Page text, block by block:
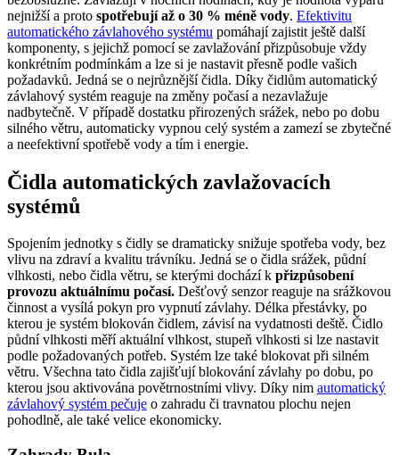
nejnižší a proto spotřebují až o 30 % méně vody. Efektivitu
automatického závlahového systému pomáhají zajistit ještě další
komponenty, s jejichž pomocí se zavlažování přizpůsobuje vždy
konkrétním podmínkám a lze si je nastavit přesně podle vašich
požadavků. Jedná se o nejrůznější čidla. Díky čidlům automatický
závlahový systém reaguje na změny počasí a nezavlažuje
nadbytečně. V případě dostatku přirozených srážek, nebo po dobu
silného větru, automaticky vypnou celý systém a zamezí se zbytečné
a neefektivní spotřebě vody a tím i energie.
Čidla automatických zavlažovacích
systémů
Spojením jednotky s čidly se dramaticky snižuje spotřeba vody, bez
vlivu na zdraví a kvalitu trávníku. Jedná se o čidla srážek, půdní
vlhkosti, nebo čidla větru, se kterými dochází k přizpůsobení
provozu aktuálnímu počasí. Dešťový senzor reaguje na srážkovou
činnost a vysílá pokyn pro vypnutí závlahy. Délka přestávky, po
kterou je systém blokován čidlem, závisí na vydatnosti deště. Čidlo
půdní vlhkosti měří aktuální vlhkost, stupeň vlhkosti si lze nastavit
podle požadovaných potřeb. Systém lze také blokovat při silném
větru. Všechna tato čidla zajišťují blokování závlahy po dobu, po
kterou jsou aktivována povětrnostními vlivy. Díky nim automatický
závlahový systém pečuje o zahradu či travnatou plochu nejen
pohodlně, ale také velice ekonomicky.